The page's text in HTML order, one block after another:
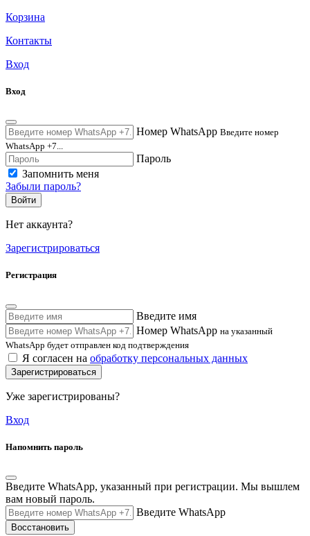
Корзина
Контакты
Вход
Вход
Номер WhatsApp Введите номер
WhatsApp +7...
Пароль
Запомнить меня
Забыли пароль?
Войти
Нет аккаунта?
Зарегистрироваться
Регистрация
Введите имя
Номер WhatsApp на указанный
WhatsApp будет отправлен код подтверждения
Я согласен на обработку персональных данных
Зарегистрироваться
Уже зарегистрированы?
Вход
Напомнить пароль
Введите WhatsApp, указанный при регистрации. Мы вышлем
вам новый пароль.
Введите WhatsApp
Восстановить